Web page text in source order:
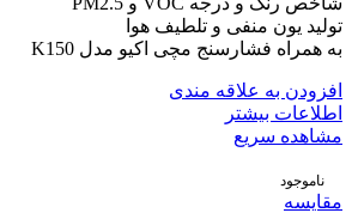
تولید یون منفی و تلطیف هوا
به همراه فشارسنج مچی اکیو مدل K150
افزودن به علاقه مندی
اطلاعات بیشتر
مشاهده سریع
ناموجود
مقایسه